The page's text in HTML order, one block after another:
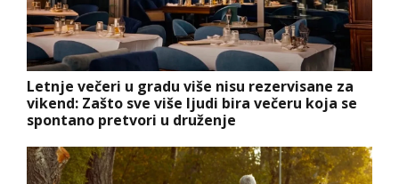
Letnje večeri u gradu više nisu rezervisane za
vikend: Zašto sve više ljudi bira večeru koja se
spontano pretvori u druženje